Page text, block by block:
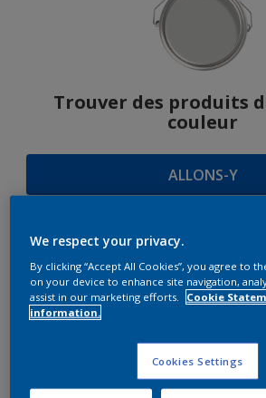
Trouver des produits
couleur
ALLONS-Y
Le Blanc Parfait
We respect your privacy.
By clicking “Accept All Cookies”, you agree to
on your device to enhance site navigation,
assist in our marketing efforts.
Cookie
information.
Cookies Settings